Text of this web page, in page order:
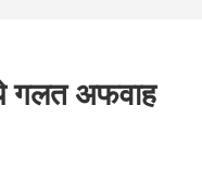
गलत अफवाह